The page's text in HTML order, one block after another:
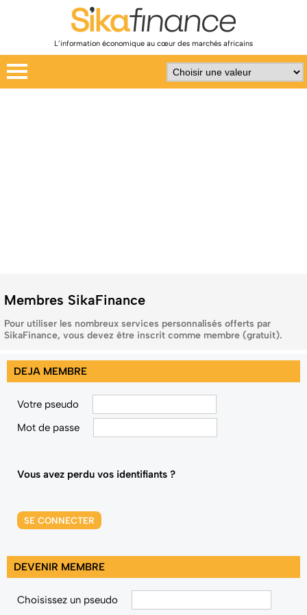
L’information économique au cœur des marchés africains
Membres SikaFinance
Pour utiliser les nombreux services personnalisés offerts par
SikaFinance, vous devez être inscrit comme membre (gratuit).
DEJA MEMBRE
Votre pseudo
Mot de passe
Vous avez perdu vos identifiants ?
SE CONNECTER
DEVENIR MEMBRE
Choisissez un pseudo